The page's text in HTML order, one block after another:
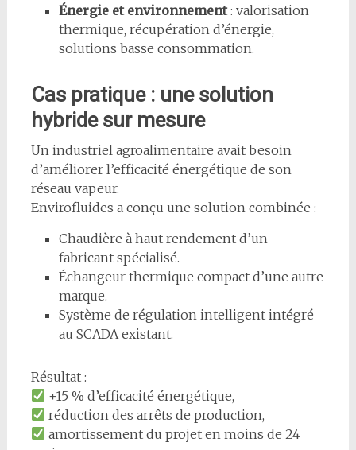
Énergie et environnement: valorisation
thermique, récupération d’énergie,
solutions basse consommation.
Cas pratique : une solution
hybride sur mesure
Un industriel agroalimentaire avait besoin
d’améliorer l’efficacité énergétique de son
réseau vapeur.
Envirofluides a conçu une solution combinée :
Chaudière à haut rendement d’un
fabricant spécialisé.
Échangeur thermique compact d’une autre
marque.
Système de régulation intelligent intégré
au SCADA existant.
Résultat :
+15 % d’efficacité énergétique,
réduction des arrêts de production,
amortissement du projet en moins de 24